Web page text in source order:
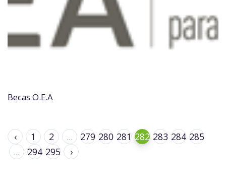
Becas O.E.A
‹ 1 2 ... 279 280 281 282 283 284 285
...
294 295 ›